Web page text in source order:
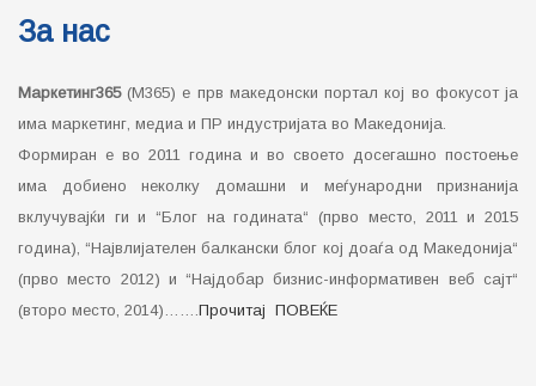
За нас
Маркетинг365(М365) е прв македонски портал кој во фокусот ја
има маркетинг, медиа и ПР индустријата во Македонија.
Формиран е во 2011 година и во своето досегашно постоење
има добиено неколку домашни и меѓународни признанија
вклучувајќи ги и “Блог на годината“ (прво место, 2011 и 2015
година), “Највлијателен балкански блог кој доаѓа од Македонија“
(прво место 2012) и “Најдобар бизнис-информативен веб сајт“
(второ место, 2014)…….Прочитај ПОВЕЌЕ